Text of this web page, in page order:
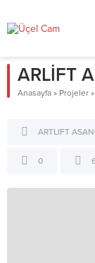
ARLİFT
Anasayfa » Projeler »
ARTLIFT
0